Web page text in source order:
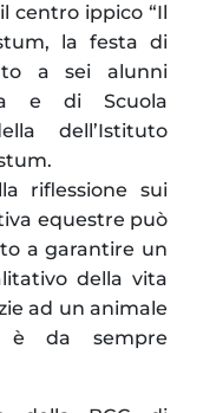
centro ippico “Il
la festa di
a sei alunni
e di Scuola
dell’Istituto
riflessione sui
equestre può
a garantire un
della vita
ad un animale
è da sempre